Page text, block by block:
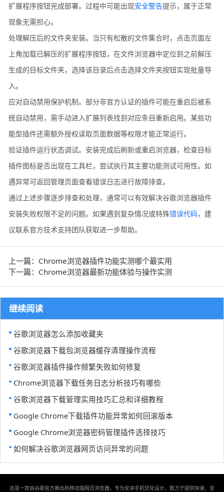
扩展程序按钮完成部署。过程中可能出现安全警告提示，属于正常
现象无需担心。
处理解压后的文件夹安装。当只有松散的文件集合时，点击页面左
上角加载已解压的扩展程序按钮，在文件浏览器中定位到之前解压
生成的目标文件夹，选择该目录后点击选择文件夹按钮实现批量导
入。
应对自动禁用保护机制。部分非官方认证的插件可能在重启后被系
统自动禁用，需手动进入扩展列表找到对应条目重新启用。某些功
能型插件还需额外授权读取页面数据等权限才能正常运行。
验证插件运行状态调试。安装完成后刷新或重启浏览器，检查目标
插件图标是否出现在工具栏，尝试执行其主要功能测试可用性。如
遇异常可返回管理页面查看错误日志进行故障排查。
通过上述步骤逐步排查和处理，通常可以有效解决谷歌浏览器插件
安装失败权限不足的问题。如果遇到复杂情况或特殊错误代码，建
议联系官方技术支持团队获取进一步帮助。
上一篇：Chrome浏览器插件功能实测哪个最实用
下一篇：Chrome浏览器最新功能体验与操作实测
继续阅读
谷歌浏览器怎么添加收藏夹
谷歌浏览器下载包浏览器缓存清理操作流程
谷歌浏览器插件操作频繁失败如何修复
Chrome浏览器下载任务日志分析技巧有哪些
谷歌浏览器下载管理实用技巧汇总和详细教程
Google Chrome下载插件功能异常如何回滚版本
Google Chrome浏览器密码管理插件选择技巧
如何解决谷歌浏览器网页访问异常的问题
这是一款由谷歌官方推出的移动端网页浏览器，专为安卓手机优化设计，致力于提供快速、安